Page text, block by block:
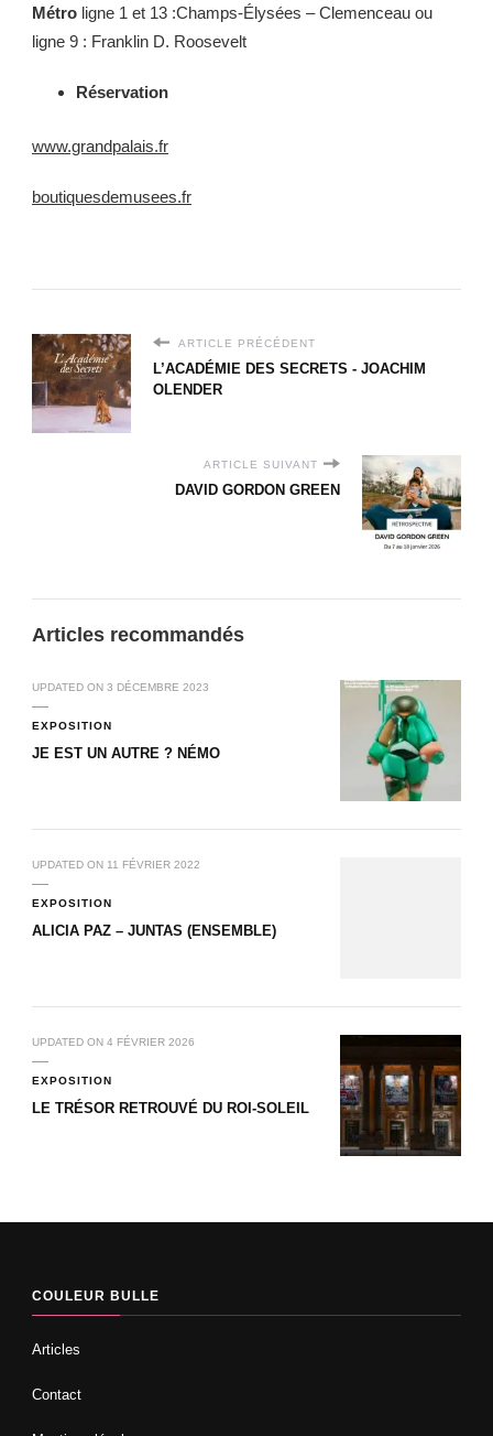
Métro ligne 1 et 13 :Champs-Élysées – Clemenceau ou
ligne 9 : Franklin D. Roosevelt
Réservation
www.grandpalais.fr
boutiquesdemusees.fr
ARTICLE PRÉCÉDENT
L’ACADÉMIE DES SECRETS - JOACHIM
OLENDER
ARTICLE SUIVANT
DAVID GORDON GREEN
Articles recommandés
UPDATED ON 3 DÉCEMBRE 2023
EXPOSITION
JE EST UN AUTRE ? NÉMO
UPDATED ON 11 FÉVRIER 2022
EXPOSITION
ALICIA PAZ – JUNTAS (ENSEMBLE)
UPDATED ON 4 FÉVRIER 2026
EXPOSITION
LE TRÉSOR RETROUVÉ DU ROI-SOLEIL
COULEUR BULLE
Articles
Contact